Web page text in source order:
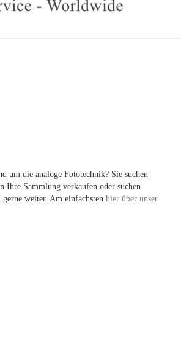
um die analoge Fototechnik? Sie suchen
Ihre Sammlung verkaufen oder suchen
weiter. Am einfachsten hier über unser